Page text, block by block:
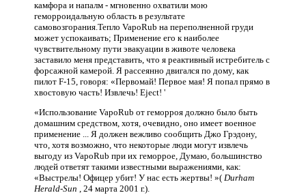
камфора и напалм - мгновенно охватили мою
геморроидальную область в результате
самовозгорания.Тепло VapoRub на переполненной груди
может успокаивать; Применение его к наиболее
чувствительному пути эвакуации в животе человека
заставило меня представить, что я реактивный истребитель с
форсажной камерой. Я рассеянно двигался по дому, как
пилот F-15, говоря: «Первомай! Первое мая! Я попал прямо в
хвостовую часть! Извлечь! Eject! '
«Использование VapoRub от геморроя должно было быть
домашним средством, хотя, очевидно, оно имеет военное
применение ... Я должен вежливо сообщить Джо Грэдону,
что, хотя возможно, что некоторые люди могут извлечь
выгоду из VapoRub при их геморрое, Думаю, большинство
людей ответят такими известными выражениями, как:
«Выстрелы! Офицер убит! У нас есть жертвы! »( Durham
Herald-Sun , 24 марта 2001 г.).